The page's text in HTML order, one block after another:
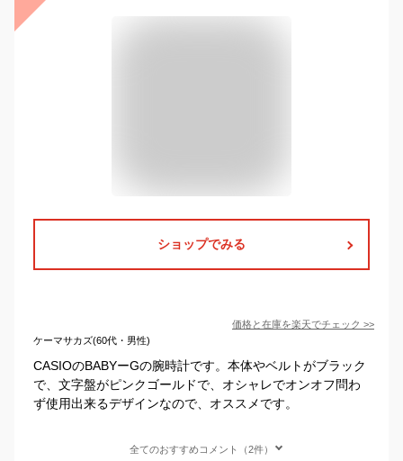
ショップでみる
価格と在庫を楽天でチェック >>
ケーマサカズ(60代・男性)
CASIOのBABYーGの腕時計です。本体やベルトがブラック
で、文字盤がピンクゴールドで、オシャレでオンオフ問わ
ず使用出来るデザインなので、オススメです。
全てのおすすめコメント（2件）